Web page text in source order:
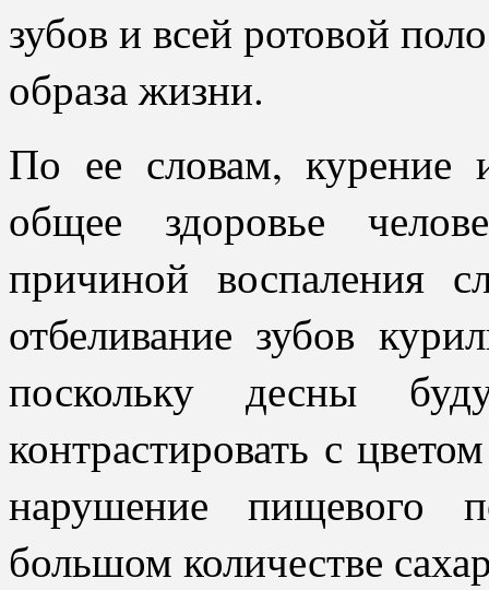
зубов и всей ротовой
образа жизни.
По ее словам, курение
общее здоровье
причиной воспаления
отбеливание зубов
поскольку десны
контрастировать с
нарушение пищевого
большом количестве